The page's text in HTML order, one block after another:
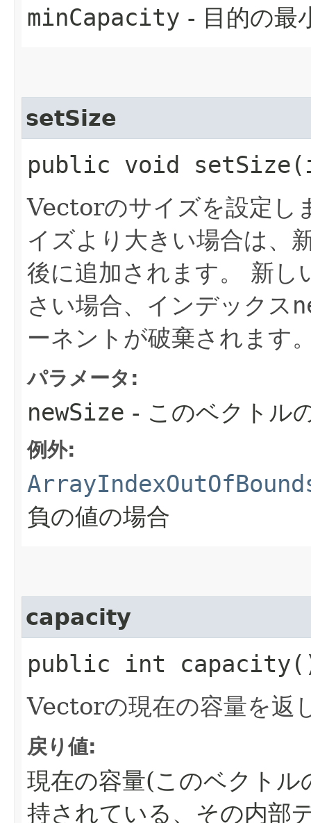
minCapacity - 目的の最
setSize
public void
Vectorのサイズを設定し
イズより大きい場合は、
後に追加されます。
新し
さい場合、インデックス
ーネントが破棄されます
パラメータ:
newSize - このベクトル
例外:
負の値の場合
capacity
public int
Vectorの現在の容量を返
戻り値:
現在の容量(このベクトル
持されている、その内部